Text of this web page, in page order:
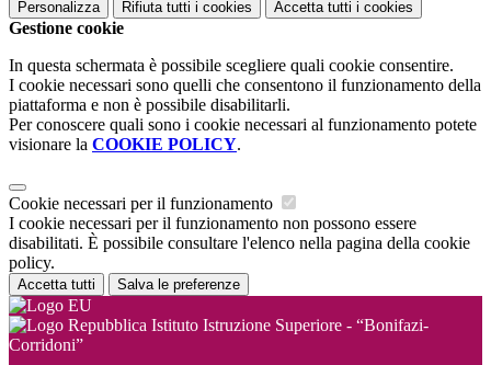
Personalizza Rifiuta tutti i cookies Accetta tutti i cookies
Gestione cookie
In questa schermata è possibile scegliere quali cookie consentire.
I cookie necessari sono quelli che consentono il funzionamento della
piattaforma e non è possibile disabilitarli.
Per conoscere quali sono i cookie necessari al funzionamento potete
visionare la COOKIE POLICY.
Cookie necessari per il funzionamento
I cookie necessari per il funzionamento non possono essere
disabilitati. È possibile consultare l'elenco nella pagina della cookie
policy.
Accetta tutti Salva le preferenze
Istituto Istruzione Superiore - “Bonifazi-
Corridoni”